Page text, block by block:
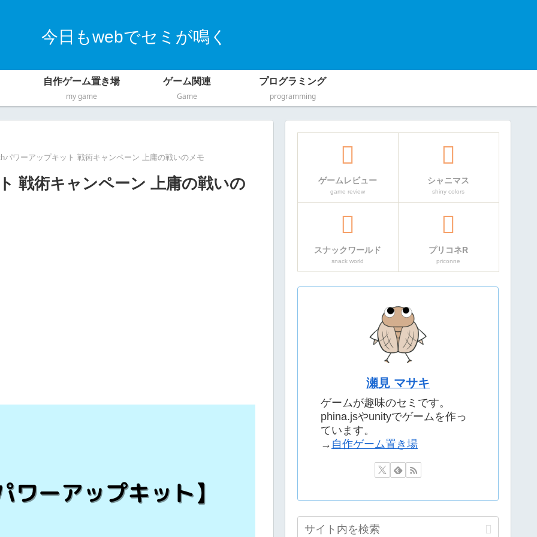
今日もwebでセミが鳴く
自作ゲーム置き場
my game
ゲーム関連
Game
プログラミング
programming
ワーアップキット 戦術キャンペーン 上庸の戦いのメモ
戦術キャンペーン 上庸の戦いの ゲームレビュー
game review
シャニマス
shiny colors
スナックワールド
snack world
プリコネR
priconne
瀬見 マサキ
ゲームが趣味のセミです。
phina.jsやunityでゲームを作っ
ています。
→ 自作ゲーム置き場